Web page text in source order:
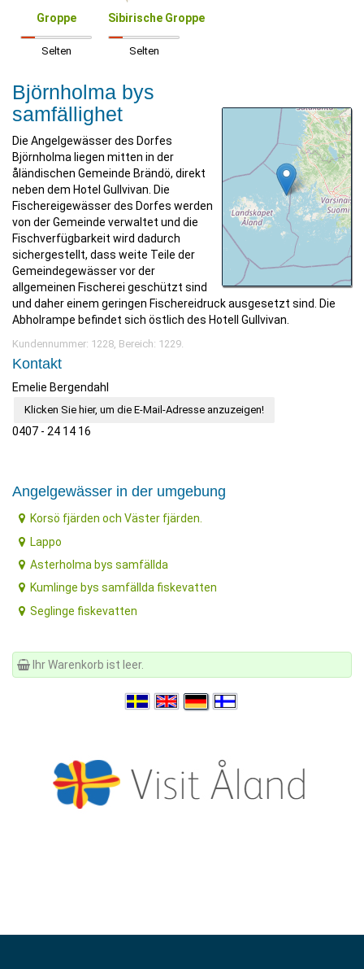
Groppe
Selten
Sibirische Groppe
Selten
Björnholma bys
samfällighet
Die Angelgewässer des Dorfes
Björnholma liegen mitten in der
åländischen Gemeinde Brändö, direkt
neben dem Hotel Gullvivan. Die
Fischereigewässer des Dorfes werden
von der Gemeinde verwaltet und die
Fischverfügbarkeit wird dadurch
sichergestellt, dass weite Teile der
Gemeindegewässer vor der
allgemeinen Fischerei geschützt sind
und daher einem geringen Fischereidruck ausgesetzt sind. Die
Abholrampe befindet sich östlich des Hotell Gullvivan.
Kundennummer: 1228, Bereich: 1229.
Kontakt
Emelie Bergendahl
Klicken Sie hier, um die E-Mail-Adresse anzuzeigen!
0407 - 24 14 16
Angelgewässer in der umgebung
Korsö fjärden och Väster fjärden.
Lappo
Asterholma bys samfällda
Kumlinge bys samfällda fiskevatten
Seglinge fiskevatten
Ihr Warenkorb ist leer.